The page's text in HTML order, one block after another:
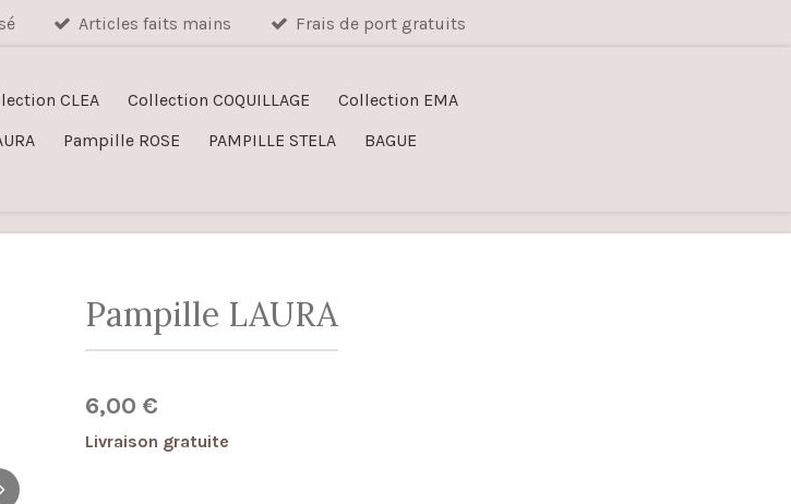
Articles faits mains Frais de port gratuits
CLEA Collection COQUILLAGE
Collection EMA
Pampille ROSE PAMPILLE STELA
BAGUE
Pampille LAURA
6,00 €
Livraison gratuite